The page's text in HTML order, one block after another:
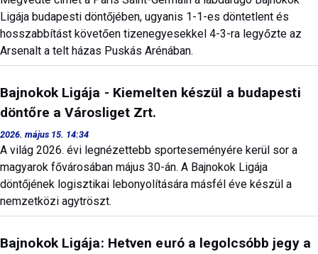
Ligája budapesti döntőjében, ugyanis 1-1-es döntetlent és
hosszabbítást követően tizenegyesekkel 4-3-ra legyőzte az
Arsenalt a telt házas Puskás Arénában.
Bajnokok Ligája - Kiemelten készül a budapesti
döntőre a Városliget Zrt.
2026. május 15. 14:34
A világ 2026. évi legnézettebb sporteseményére kerül sor a
magyarok fővárosában május 30-án. A Bajnokok Ligája
döntőjének logisztikai lebonyolítására másfél éve készül a
nemzetközi agytröszt.
Bajnokok Ligája: Hetven euró a legolcsóbb jegy a